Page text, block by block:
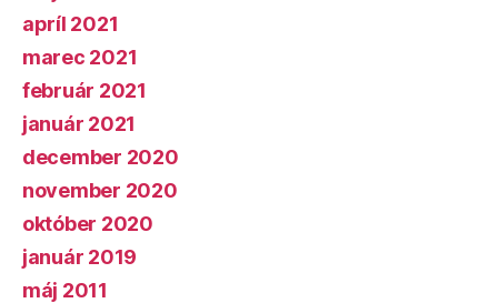
apríl 2021
marec 2021
február 2021
január 2021
december 2020
november 2020
október 2020
január 2019
máj 2011